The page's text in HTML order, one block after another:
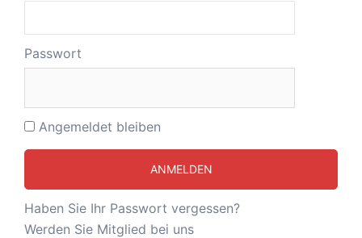
Passwort
Angemeldet bleiben
Haben Sie Ihr Passwort vergessen?
Werden Sie Mitglied bei uns